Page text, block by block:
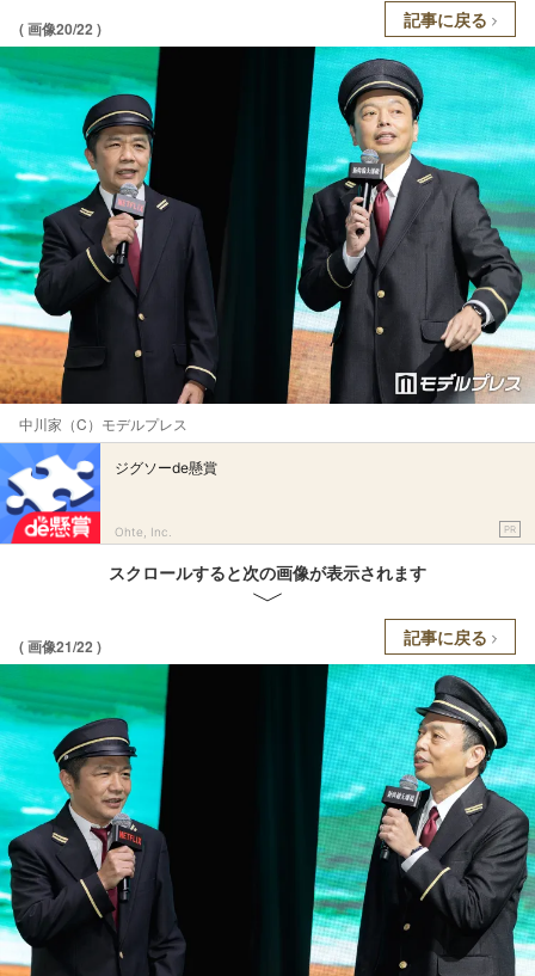
( 画像20/22 ) 記事に戻る
中川家（C）モデルプレス
ジグソーde懸賞
Ohte, Inc. PR
スクロールすると次の画像が表示されます
( 画像21/22 ) 記事に戻る